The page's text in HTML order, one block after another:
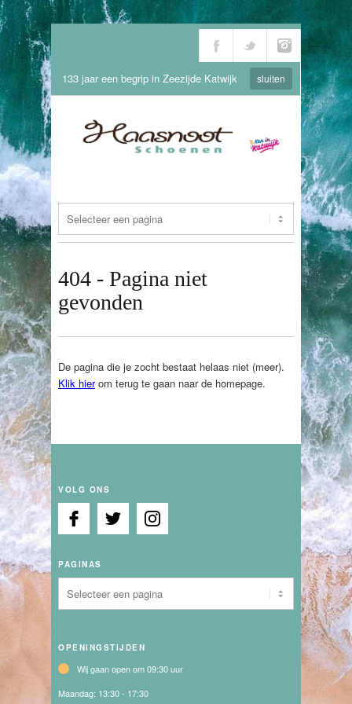
133 jaar een begrip in Zeezijde Katwijk sluiten
404 - Pagina niet
gevonden
De pagina die je zocht bestaat helaas niet (meer).
Klik hierom terug te gaan naar de homepage.
VOLG ONS
PAGINAS
OPENINGSTIJDEN
Wij gaan open om 09:30 uur
Maandag: 13:30 - 17:30